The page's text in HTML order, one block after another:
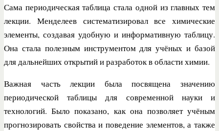
Сама периодическая таблица стала одной из главных тем
лекции. Менделеев систематизировал все химические
элементы, создавая удобную и информативную таблицу.
Она стала полезным инструментом для учёных и базой
для дальнейших открытий и разработок в области химии.
Важная часть лекции была посвящена значению
периодической таблицы для современной науки и
технологий. Было показано, как она позволяет учёным
прогнозировать свойства и поведение элементов, а также